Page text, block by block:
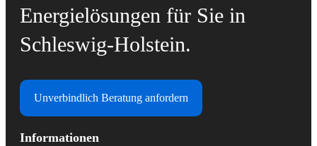
Informationen
Energielösungen für Sie in
Schleswig-Holstein.
Unverbindlich Beratung anfordern